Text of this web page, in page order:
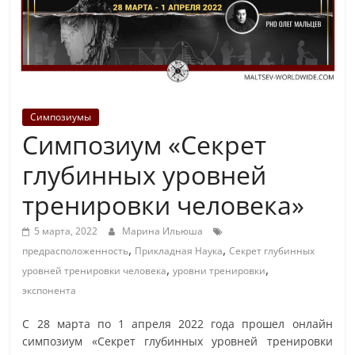
Симпозиумы
Симпозиум «Секрет
глубинных уровней
тренировки человека»
5 марта, 2022
Марина Ильюша
предрасположенность, Прикладная Наука,Секрет глубинных
уровней тренировки человека,уровни тренировки,
экспонента
С 28 марта по 1 апреля 2022 года прошел онлайн
симпозиум «Секрет глубинных уровней тренировки